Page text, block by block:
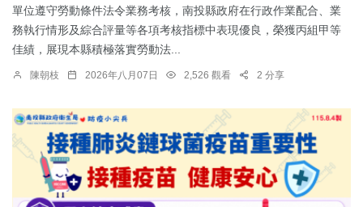
單位遵守勞動條件法令業務考核，南投縣政府在行政作業配合、業
務執行情形及綜合評量等各項考核指標中表現優良，榮獲丙組甲等
佳績，展現本縣積極落實勞動法...
陳朝枝 2026年八月07日 2,526 觀看 2 分享